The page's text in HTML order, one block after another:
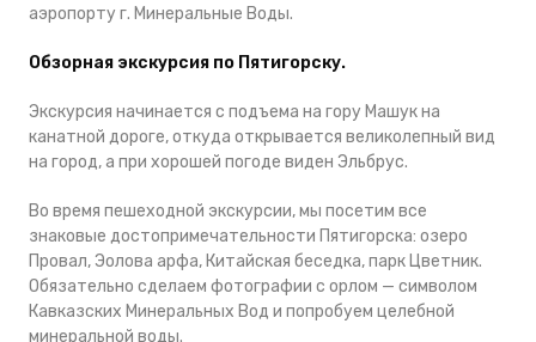
аэропорту г. Минеральные Воды.
Обзорная экскурсия по Пятигорску.
Экскурсия начинается с подъема на гору Машук на
канатной дороге, откуда открывается великолепный вид
на город, а при хорошей погоде виден Эльбрус.
Во время пешеходной экскурсии, мы посетим все
знаковые достопримечательности Пятигорска: озеро
Провал, Эолова арфа, Китайская беседка, парк Цветник.
Обязательно сделаем фотографии с орлом — символом
Кавказских Минеральных Вод и попробуем целебной
минеральной воды.